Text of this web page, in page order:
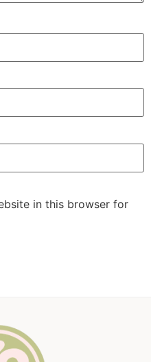
in this browser for